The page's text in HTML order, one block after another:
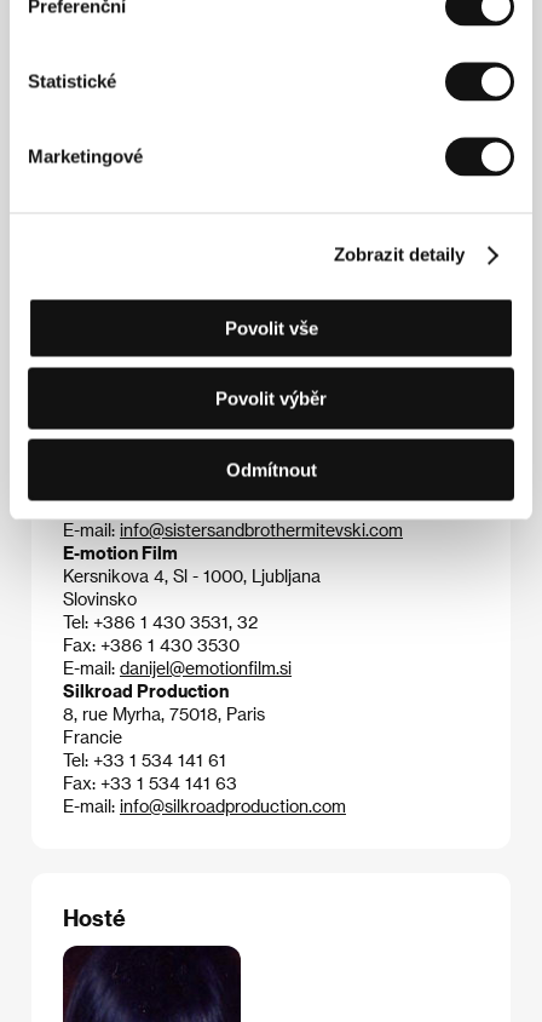
Preferenční
Statistické
Marketingové
Zobrazit detaily
Povolit vše
Povolit výběr
Odmítnout
krátkometrážní snímek
(2001) byl mj. oceněn i
členkou mezinárodní poroty na MFF v Karlových
prvním celovečerním filmem.&nbsp;&nbsp;&nbsp;
f for film
11 rue Riquier, 27 200, Vernon
Tel: +33 2 325 405 96
sales@f-for-film.com
Sisters and Brother Mitevski Production
F. Ruzvelt 4-38, 1000, Skopje
Fax: +389 23 119 496
E-mail: info@sistersandbrothermitevski.com
E-motion Film
Kersnikova 4, Sl - 1000, Ljubljana
Slovinsko
Tel: +386 1 430 3531, 32
Fax: +386 1 430 3530
E-mail: danijel@emotionfilm.si
Silkroad Production
8, rue Myrha, 75018, Paris
Francie
Tel: +33 1 534 141 61
Fax: +33 1 534 141 63
E-mail: info@silkroadproduction.com
Hosté